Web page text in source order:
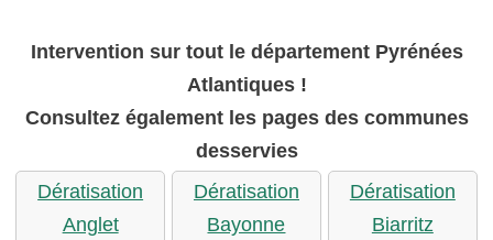
Intervention sur tout le département Pyrénées
Atlantiques !
Consultez également les pages des communes
desservies
Dératisation
Anglet
Dératisation
Bayonne
Dératisation
Biarritz